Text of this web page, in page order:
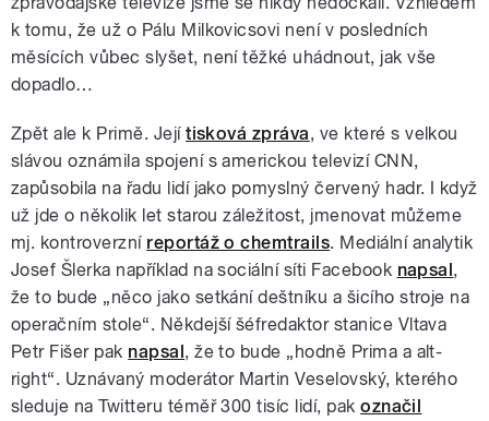
k tomu, že už o Pálu Milkovicsovi není v posledních
měsících vůbec slyšet, není těžké uhádnout, jak vše
dopadlo…
Zpět ale k Primě. Jejítisková zpráva, ve které s velkou
slávou oznámila spojení s americkou televizí CNN,
zapůsobila na řadu lidí jako pomyslný červený hadr. I když
už jde o několik let starou záležitost, jmenovat můžeme
mj. kontroverzní reportáž o chemtrails. Mediální analytik
Josef Šlerka například na sociální síti Facebook napsal,
že to bude „něco jako setkání deštníku a šicího stroje na
operačním stole“. Někdejší šéfredaktor stanice Vltava
Petr Fišer pak napsal, že to bude „hodně Prima a alt-
right“. Uznávaný moderátor Martin Veselovský, kterého
sleduje na Twitteru téměř 300 tisíc lidí, pakoznačil